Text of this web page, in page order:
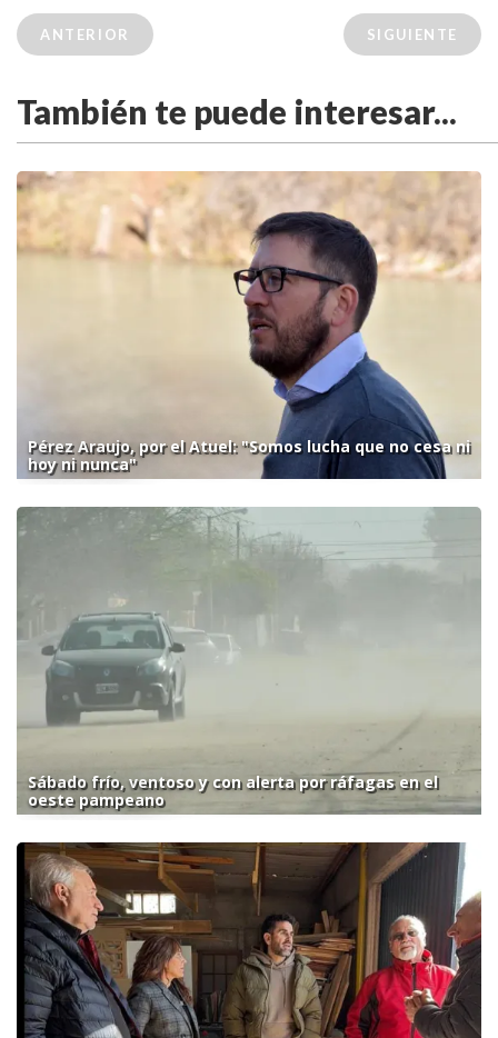
ANTERIOR SIGUIENTE
También te puede interesar...
Pérez Araujo, por el Atuel: "Somos lucha que no cesa ni
hoy ni nunca"
Sábado frío, ventoso y con alerta por ráfagas en el
oeste pampeano